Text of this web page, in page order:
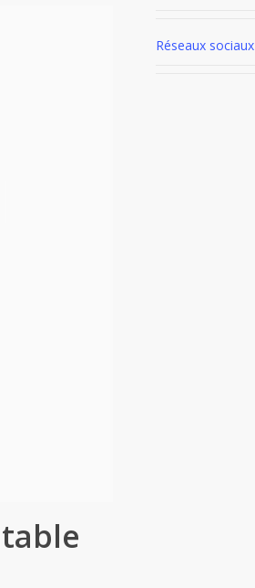
Réseaux sociaux